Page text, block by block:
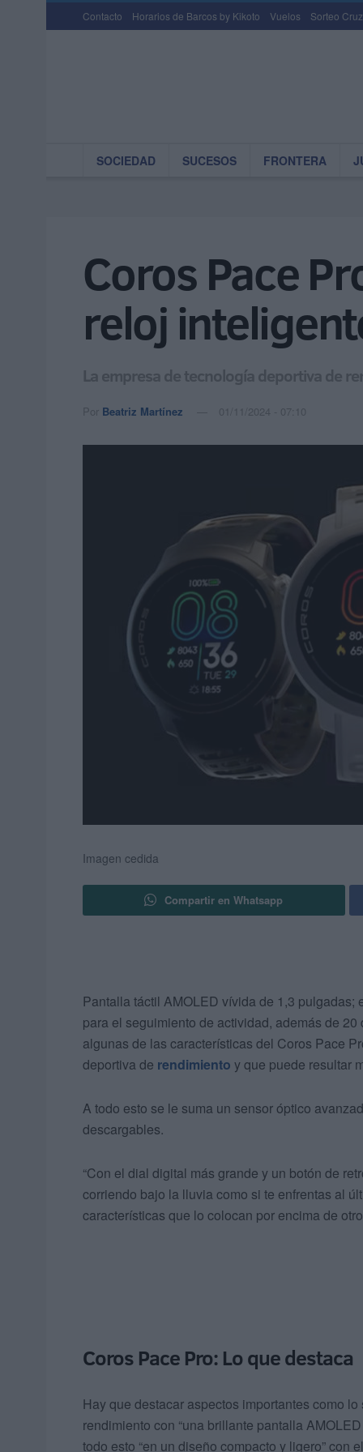
Contacto Horarios de Barcos by Kikoto Vuelos Sorteo
SOCIEDAD SUCESOS FRONTERA
Coros Pace
reloj
La empresa de tecnología deportiva de
Por Beatriz Martínez 01/11/2024 - 07:10
Imagen cedida
Compartir en Whatsapp
Pantalla táctil AMOLED vívida de 1,3
para el seguimiento de actividad, además de
algunas de las características del Coros Pace
deportiva de rendimiento y que puede resultar
A todo esto se le suma un sensor óptico
descargables.
“Con el dial digital más grande y un botón de
corriendo bajo la lluvia como si te enfrentas al
características que lo colocan por encima de
Coros Pace Pro: Lo que destaca
Hay que destacar aspectos importantes como
rendimiento con “una brillante pantalla
todo esto “en un diseño compacto y ligero” con